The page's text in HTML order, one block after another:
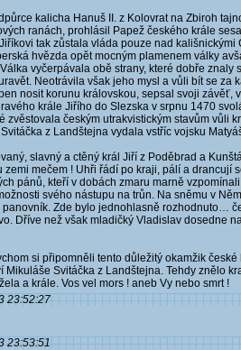
kalicha Hanuš II. z Kolovrat na Zbiroh
ranách, prohlásil Papež českého krále
tak zůstala vláda pouze nad
hvězda opět mocným plamenem války
vyčerpávala obě strany, které dobře
Neotrávila však jeho mysl a vůli bít se
nosit korunu královskou, sepsal svoji závěť,
krále Jiřího do Slezska v srpnu 1470
zvěstovala českým utrakvistickým stavům
z Landštejna vydala vstříc vojsku
slavný a ctěný král Jiří z Poděbrad a
zemi mečem ! Uhři řádí po kraji, pálí a
pánů, kteří v dobách zmaru marně
svého nástupu na trůn. Na sněmu v
panovník. Zde bylo jednohlasně rozhodnuto…
Dříve než však mladičký Vladislav dosedne
si připomněli tento důležitý okamžik
Svitáčka z Landštejna. Tehdy znělo
a krále. Vos vel mors ! aneb Vy nebo smrt !
23:52:27
23:53:51